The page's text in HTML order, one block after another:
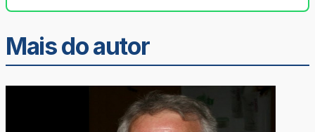
Mais do autor